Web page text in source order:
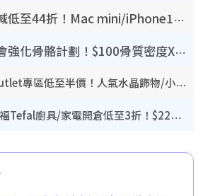
豐澤優惠勁減低至44折！Mac mini/iPhone17Pro大減價！廚房家電$220起
港大推賽馬會強化骨骼計劃！$100骨質密度X光檢查 完成免費運動訓練送超市禮券！附參加資格
Swarovski Outlet專區低至半價！人氣水晶飾物/小擺設$138起！迪士尼款/水晶高跟鞋都有平
廚具開倉｜特福Tefal廚具/家電開倉低至3折！$220起買平底鍋/炒鑊/湯煲！電飯煲/吸塵機/燙斗$418起